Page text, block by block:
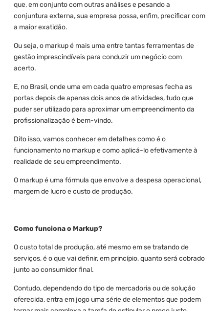
que, em conjunto com outras análises e pesando a
conjuntura externa, sua empresa possa, enfim, precificar com
a maior exatidão.
Ou seja, o markup é mais uma entre tantas ferramentas de
gestão imprescindíveis para conduzir um negócio com
acerto.
E, no Brasil, onde uma em cada quatro empresas fecha as
portas depois de apenas dois anos de atividades, tudo que
puder ser utilizado para aproximar um empreendimento da
profissionalização é bem-vindo.
Dito isso, vamos conhecer em detalhes como é o
funcionamento no markup e como aplicá-lo efetivamente à
realidade de seu empreendimento.
O markup é uma fórmula que envolve a despesa operacional,
margem de lucro e custo de produção.
Como funciona o Markup?
O custo total de produção, até mesmo em se tratando de
serviços, é o que vai definir, em princípio, quanto será cobrado
junto ao consumidor final.
Contudo, dependendo do tipo de mercadoria ou de solução
oferecida, entra em jogo uma série de elementos que podem